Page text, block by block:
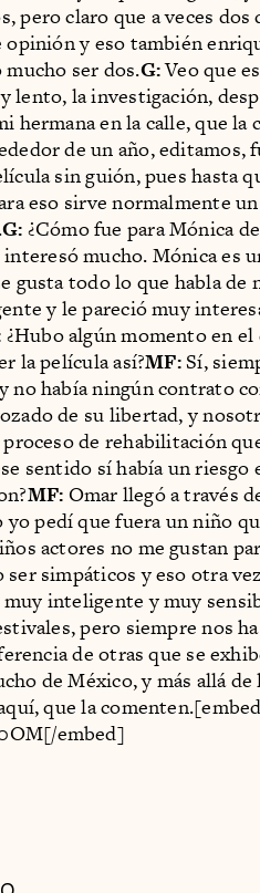
pero claro que a veces
y eso también
ser dos.G:Veo que
lento, la investigación,
hermana en la calle, que
de un año, editamos,
sin guión, pues hasta
eso sirve normalmente
G: ¿Cómo fue para Mónica
mucho. Mónica es
gusta todo lo que habla de
y le pareció muy
¿Hubo algún momento en
la película así?MF:Sí,
no había ningún contrato
de su libertad, y
de rehabilitación
sentido sí había un riesgo
MF: Omar llegó a través
yo pedí que fuera un niño
actores no me gustan
ser simpáticos y eso otra
muy inteligente y muy
pero siempre nos
de otras que se
de México, y más allá
que la
embed]